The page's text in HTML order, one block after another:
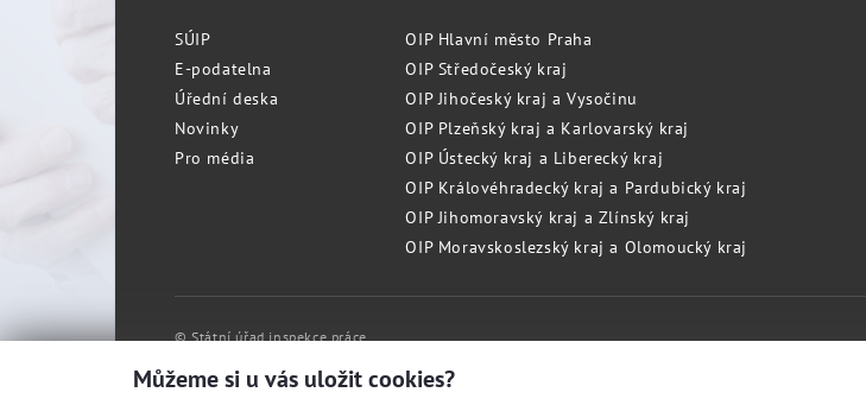
SÚIP
E-podatelna
Úřední deska
Novinky
Pro média
OIP Hlavní město Praha
OIP Středočeský kraj
OIP Jihočeský kraj a Vysočinu
OIP Plzeňský kraj a Karlovarský kraj
OIP Ústecký kraj a Liberecký kraj
OIP Královéhradecký kraj a Pardubický kraj
OIP Jihomoravský kraj a Zlínský kraj
OIP Moravskoslezský kraj a Olomoucký kraj
© Státní úřad inspekce práce
Můžeme si u vás uložit cookies?